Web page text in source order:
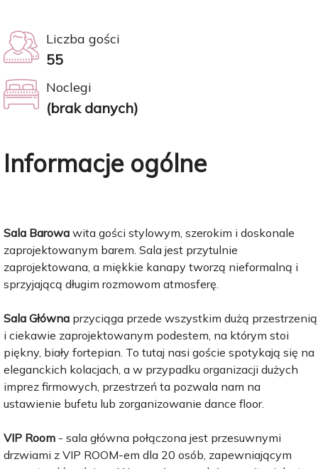
Liczba gości
55
Noclegi
(brak danych)
Informacje ogólne
Sala Barowa wita gości stylowym, szerokim i doskonale
zaprojektowanym barem. Sala jest przytulnie
zaprojektowana, a miękkie kanapy tworzą nieformalną i
sprzyjającą długim rozmowom atmosferę.
Sala Główna przyciąga przede wszystkim dużą przestrzenią
i ciekawie zaprojektowanym podestem, na którym stoi
piękny, biały fortepian. To tutaj nasi goście spotykają się na
eleganckich kolacjach, a w przypadku organizacji dużych
imprez firmowych, przestrzeń ta pozwala nam na
ustawienie bufetu lub zorganizowanie dance floor.
VIP Room - sala główna połączona jest przesuwnymi
drzwiami z VIP ROOM-em dla 20 osób, zapewniającym